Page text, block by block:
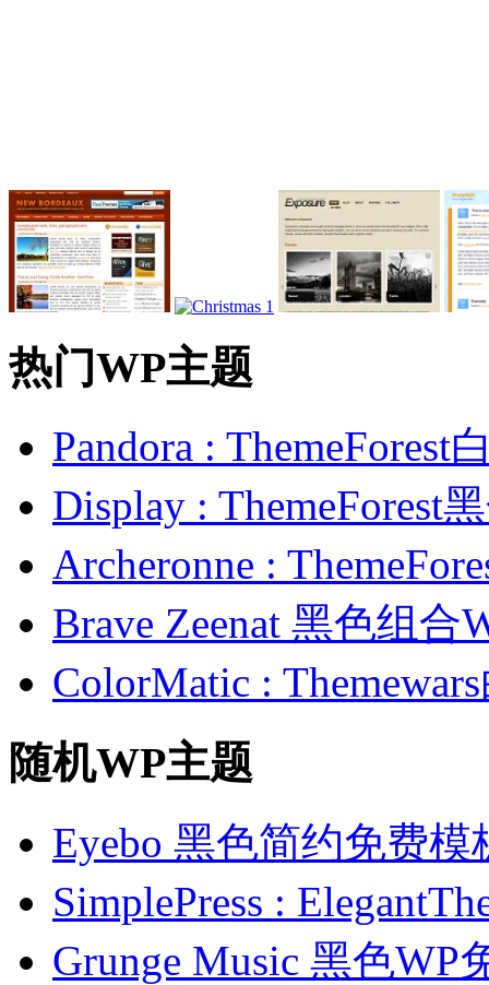
热门WP主题
Pandora : ThemeForest
Display : ThemeForest
Archeronne :
Brave Zeenat 黑色组合
ColorMatic :
随机WP主题
Eyebo 黑色简约免费模
SimplePress :
Grunge Music 黑色WP